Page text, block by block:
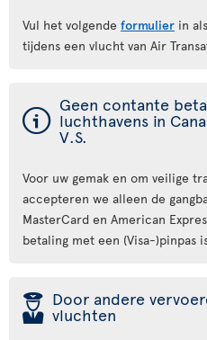
Vul het volgende formulier in
tijdens een vlucht van Air
ý Geen contante
luchthavens in
V.S.
Voor uw gemak en om veilige
accepteren we alleen de
MasterCard en American
betaling met een (Visa-)pinpas
þ Door andere
vluchten